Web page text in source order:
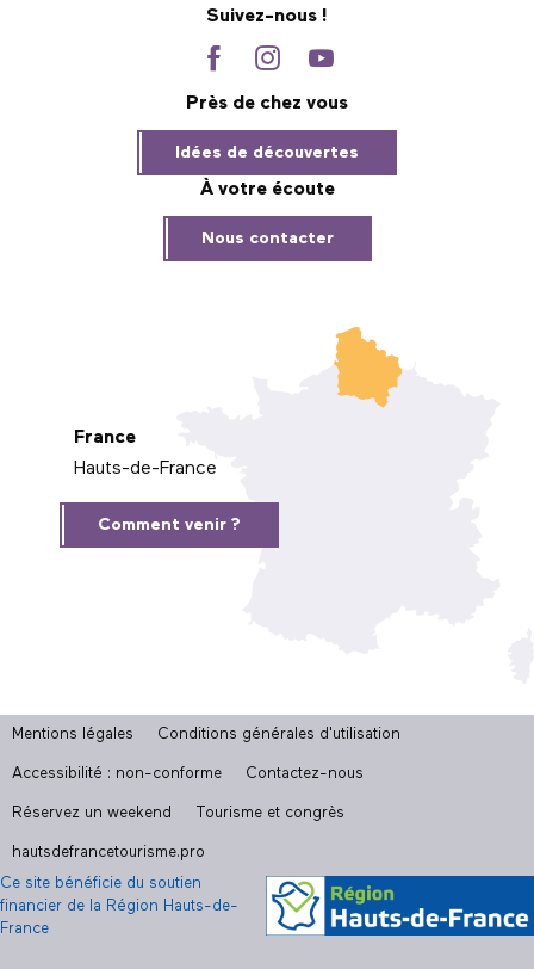
Suivez-nous !
Près de chez vous
Idées de découvertes
À votre écoute
Nous contacter
France
Hauts-de-France
Comment venir ?
Mentions légales Conditions générales d'utilisation
Accessibilité : non-conforme Contactez-nous
Réservez un weekend Tourisme et congrès
hautsdefrancetourisme.pro
Ce site bénéficie du soutien
financier de la Région Hauts-de-
France